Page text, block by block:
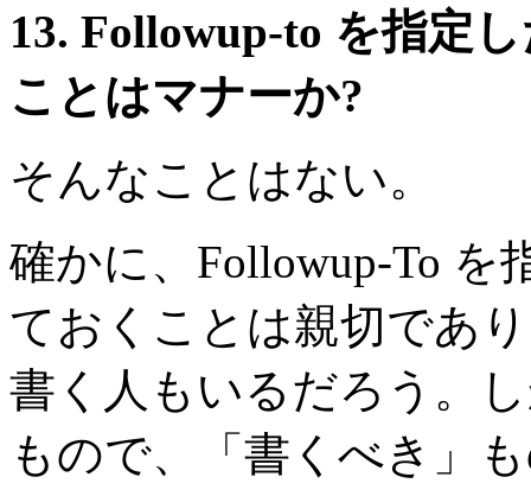
13. Followup-to を指定
ことはマナーか?
そんなことはない。
確かに、Followup-To を
ておくことは親切であ
書く人もいるだろう。
もので、「書くべき」